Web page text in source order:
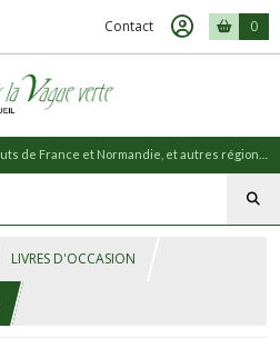
Contact 0
LIVRES D'OCCASION